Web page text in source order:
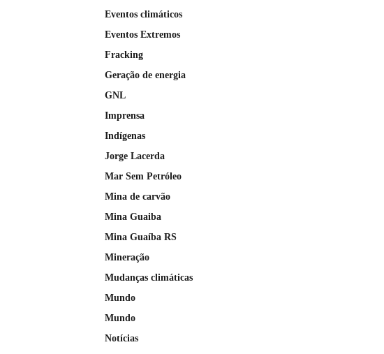
Eventos climáticos
Eventos Extremos
Fracking
Geração de energia
GNL
Imprensa
Indígenas
Jorge Lacerda
Mar Sem Petróleo
Mina de carvão
Mina Guaiba
Mina Guaíba RS
Mineração
Mudanças climáticas
Mundo
Mundo
Notícias